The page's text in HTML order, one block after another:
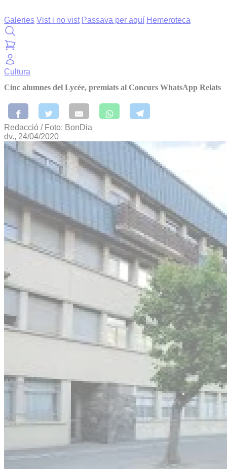
Galeries Vist i no vist Passava per aquí Hemeroteca
Cultura
Cinc alumnes del Lycée, premiats al Concurs WhatsApp Relats
Redacció / Foto: BonDia
dv., 24/04/2020